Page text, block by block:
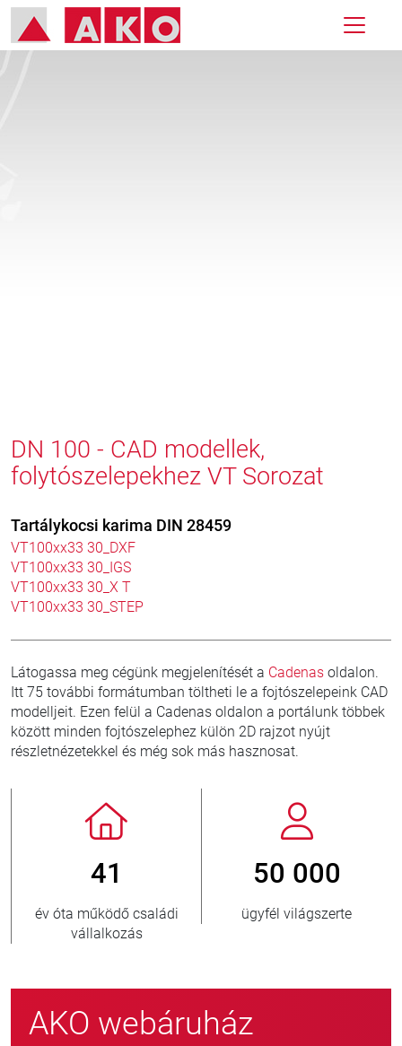
DN 100 - CAD modellek,
folytószelepekhez VT Sorozat
Tartálykocsi karima DIN 28459
VT100xx33 30_DXF
VT100xx33 30_IGS
VT100xx33 30_X T
VT100xx33 30_STEP
Látogassa meg cégünk megjelenítését a Cadenas oldalon.
Itt 75 további formátumban töltheti le a fojtószelepeink CAD
modelljeit. Ezen felül a Cadenas oldalon a portálunk többek
között minden fojtószelephez külön 2D rajzot nyújt
részletnézetekkel és még sok más hasznosat.
41
év óta működő családi
vállalkozás
50 000
ügyfél világszerte
AKO webáruház